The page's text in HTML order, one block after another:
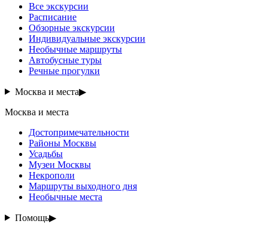
Все экскурсии
Расписание
Обзорные экскурсии
Индивидуальные экскурсии
Необычные маршруты
Автобусные туры
Речные прогулки
Москва и места▶
Москва и места
Достопримечательности
Районы Москвы
Усадьбы
Музеи Москвы
Некрополи
Маршруты выходного дня
Необычные места
Помощь▶